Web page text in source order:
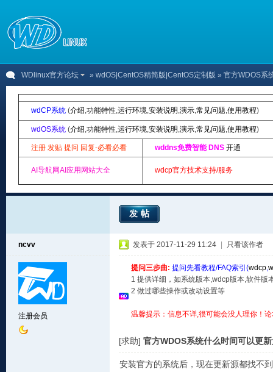
WDlinux官方论坛 » wdOS|CentOS精简版|CentOS定制版 » 官方WDOS系
wdCP系统 (介绍,功能特性,运行环境,安装说明 ,演示,常见问题,使用教程)
wdOS系统 (介绍,功能特性,运行环境,安装说明 ,演示,常见问题,使用教程)
注册 发贴 提问 回复-必看必看 wddns免费智能 DNS 开通
AI导航网AI应用网站大全 wdcp官方技术支持/服务
发帖
ncvv
注册会员
发表于 2017-11-29 11:24 只看该作者
提问三步曲: 提问先看教程/FAQ索引(wdcp,
1 提供详细，如系统版本,wdcp版本,软件版
2 做过哪些操作或改动设置等
温馨提示：信息不详,很可能会没人理你！
[求助] 官方WDOS系统什么时间可以更
安装官方的系统后，现在更新源都找不